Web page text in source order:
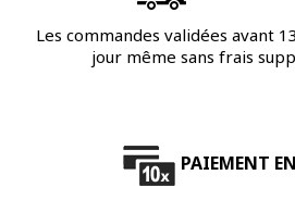
Les commandes validées avant
jour même sans frais
PAIEMENT